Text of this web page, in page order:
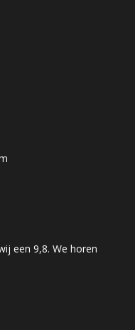
een 9,8. We horen